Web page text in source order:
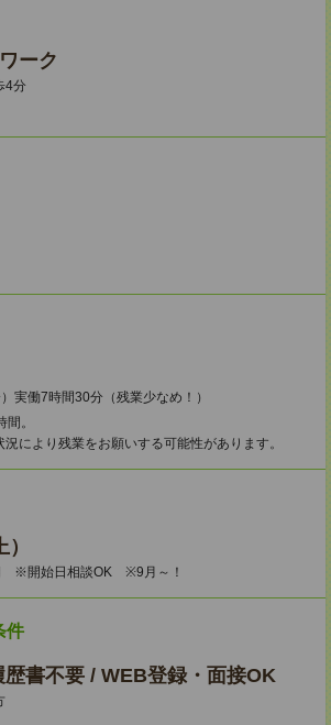
ーク
4分
実働7時間30分（残業少なめ！）
。
により残業をお願いする可能性があります。
※開始日相談OK ※9月～！
件
書不要 / WEB登録・面接OK